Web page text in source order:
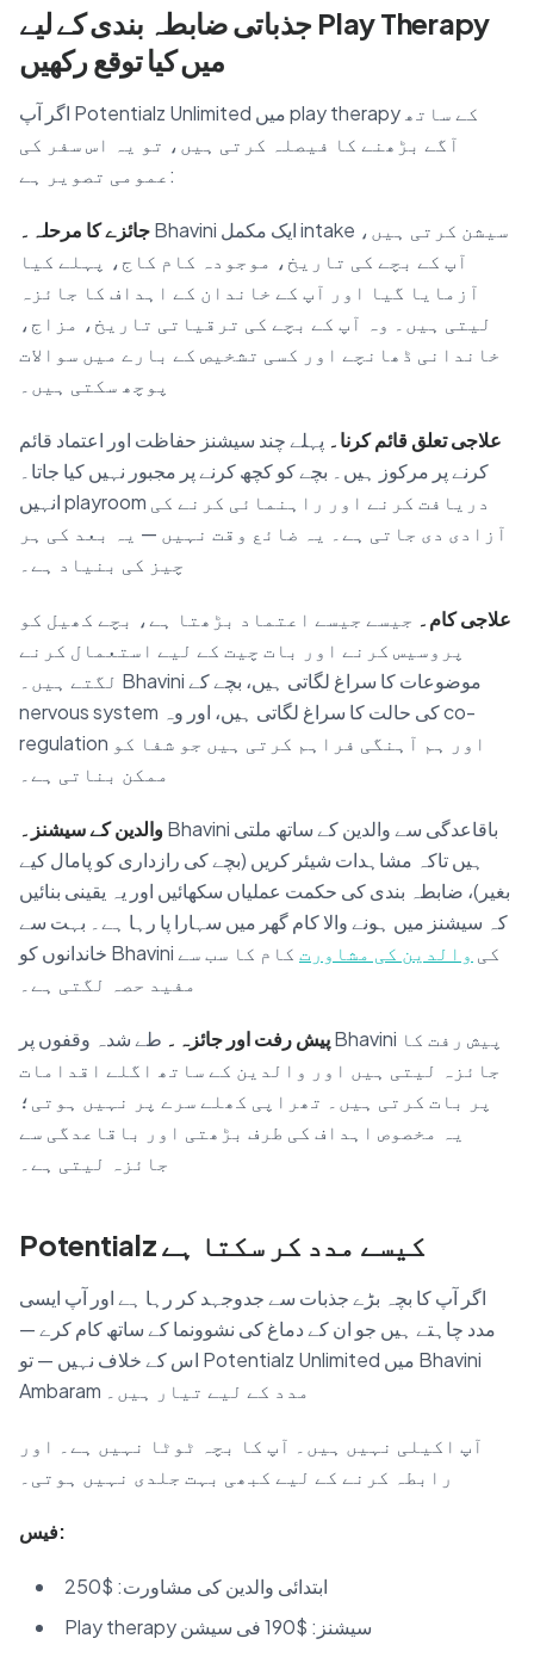
جذباتی ضابطہ بندی کے لیے Play Therapy
میں کیا توقع رکھیں
اگر آپ Potentialz Unlimited میں play therapy کے ساتھ
آگے بڑھنے کا فیصلہ کرتی ہیں، تو یہ اس سفر کی
عمومی تصویر ہے:
جائزے کا مرحلہ۔Bhavini ایک مکمل intake سیشن کرتی ہیں،
آپ کے بچے کی تاریخ، موجودہ کام کاج، پہلے کیا
آزمایا گیا اور آپ کے خاندان کے اہداف کا جائزہ
لیتی ہیں۔ وہ آپ کے بچے کی ترقیاتی تاریخ، مزاج،
خاندانی ڈھانچے اور کسی تشخیص کے بارے میں سوالات
پوچھ سکتی ہیں۔
علاجی تعلق قائم کرنا۔ پہلے چند سیشنز حفاظت اور اعتماد قائم
کرنے پر مرکوز ہیں۔ بچے کو کچھ کرنے پر مجبور نہیں کیا جاتا۔
انہیں playroom دریافت کرنے اور راہنمائی کرنے کی
آزادی دی جاتی ہے۔ یہ ضائع وقت نہیں — یہ بعد کی ہر
چیز کی بنیاد ہے۔
علاجی کام۔ جیسے جیسے اعتماد بڑھتا ہے، بچے کھیل کو
پروسیس کرنے اور بات چیت کے لیے استعمال کرنے
لگتے ہیں۔ Bhavini موضوعات کا سراغ لگاتی ہیں، بچے کے
nervous system کی حالت کا سراغ لگاتی ہیں، اور وہ co-
regulation اور ہم آہنگی فراہم کرتی ہیں جو شفا کو
ممکن بناتی ہے۔
والدین کے سیشنز۔Bhavini باقاعدگی سے والدین کے ساتھ ملتی
ہیں تاکہ مشاہدات شیئر کریں (بچے کی رازداری کو پامال کیے
بغیر)، ضابطہ بندی کی حکمت عملیاں سکھائیں اور یہ یقینی بنائیں
کہ سیشنز میں ہونے والا کام گھر میں سہارا پا رہا ہے۔ بہت سے
خاندانوں کو Bhavini کی والدین کی مشاورت کام کا سب سے
مفید حصہ لگتی ہے۔
پیش رفت اور جائزہ۔ طے شدہ وقفوں پر Bhavini پیش رفت کا
جائزہ لیتی ہیں اور والدین کے ساتھ اگلے اقدامات
پر بات کرتی ہیں۔ تھراپی کھلے سرے پر نہیں ہوتی؛
یہ مخصوص اہداف کی طرف بڑھتی اور باقاعدگی سے
جائزہ لیتی ہے۔
Potentialz کیسے مدد کر سکتا ہے
اگر آپ کا بچہ بڑے جذبات سے جدوجہد کر رہا ہے اور آپ ایسی
مدد چاہتے ہیں جو ان کے دماغ کی نشوونما کے ساتھ کام کرے —
اس کے خلاف نہیں — تو Potentialz Unlimited میں Bhavini
Ambaram مدد کے لیے تیار ہیں۔
آپ اکیلی نہیں ہیں۔ آپ کا بچہ ٹوٹا نہیں ہے۔ اور
رابطہ کرنے کے لیے کبھی بہت جلدی نہیں ہوتی۔
فیس:
ابتدائی والدین کی مشاورت: $250
Play therapy سیشنز: $190 فی سیشن